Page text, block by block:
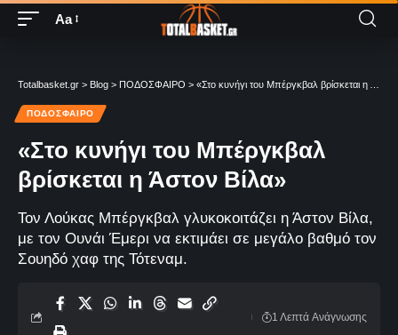
Aa
Totalbasket.gr > Blog > ΠΟΔΟΣΦΑΙΡΟ > «Στο κυνήγι του Μπέργκβαλ βρίσκεται η Άστον Βίλα»
ΠΟΔΟΣΦΑΙΡΟ
«Στο κυνήγι του Μπέργκβαλ
βρίσκεται η Άστον Βίλα»
Τον Λούκας Μπέργκβαλ γλυκοκοιτάζει η Άστον Βίλα,
με τον Ουνάι Έμερι να εκτιμάει σε μεγάλο βαθμό τον
Σουηδό χαφ της Τότεναμ.
1 Λεπτά Aνάγνωσης